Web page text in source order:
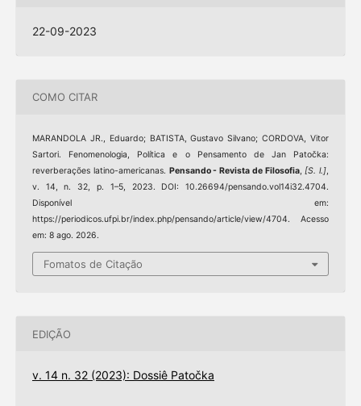
22-09-2023
COMO CITAR
MARANDOLA JR., Eduardo; BATISTA, Gustavo Silvano; CORDOVA, Vitor
Sartori. Fenomenologia, Política e o Pensamento de Jan Patočka:
reverberações latino-americanas. Pensando - Revista de Filosofia,[S. l.],
v. 14, n. 32, p. 1–5, 2023. DOI: 10.26694/pensando.vol14i32.4704.
Disponível em:
https://periodicos.ufpi.br/index.php/pensando/article/view/4704. Acesso
em: 8 ago. 2026.
Fomatos de Citação
EDIÇÃO
v. 14 n. 32 (2023): Dossiê Patočka